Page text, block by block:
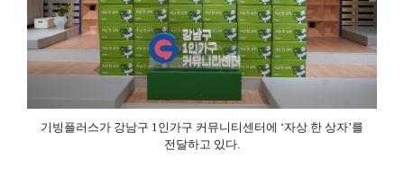
기빙플러스가 강남구 1 인가구 커뮤니티센터에 ‘자상 한 상자’를
전달하고 있다